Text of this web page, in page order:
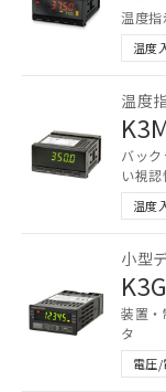
温度指
温度
温度
バッ
い視
温度
小型
装置・
タ
電圧/
空
くだ
在庫
事
示し
マイ
ビス
メン
あり
お客
登録
およ
品・
引・
をご
※当
の共
用者